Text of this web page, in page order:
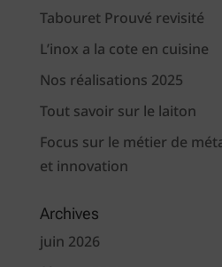
Tabouret Prouvé revisité
L’inox a la cote en cuisine
Nos réalisations 2025
Tout savoir sur le laiton
Focus sur le métier de
et innovation
Archives
juin 2026